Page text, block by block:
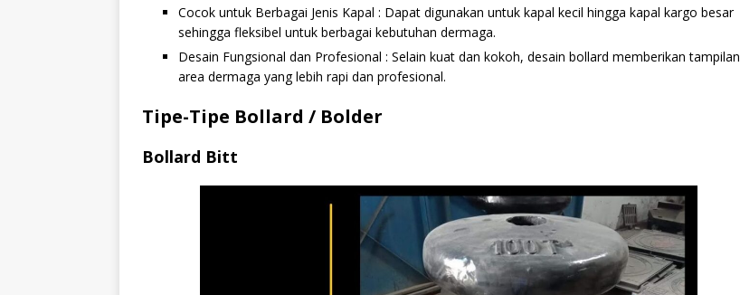
Cocok untuk Berbagai Jenis Kapal : Dapat digunakan untuk kapal kecil hingga kapal kargo besar
sehingga fleksibel untuk berbagai kebutuhan dermaga.
Desain Fungsional dan Profesional : Selain kuat dan kokoh, desain bollard memberikan tampilan
area dermaga yang lebih rapi dan profesional.
Tipe-Tipe Bollard / Bolder
Bollard Bitt